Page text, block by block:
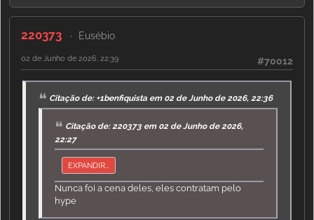
220373 Eusébio
#70012
02 de Junho de 2026, 22:39
Citação de: +1benfiquista em 02 de Junho de 2026, 22:36
Citação de: 220373 em 02 de Junho de 2026,
22:27
EXPANDIR...
Nunca foi a cena deles, eles contratam pelo
hype